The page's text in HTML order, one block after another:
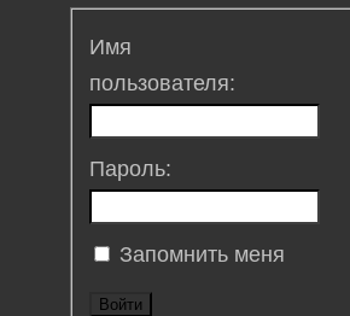
Имя
пользователя:
Пароль:
Запомнить меня
Войти